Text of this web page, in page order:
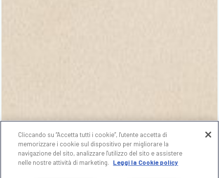
Cliccando su “Accetta tutti i cookie”, l'utente accetta di
memorizzare i cookie sul dispositivo per migliorare la
navigazione del sito, analizzare l'utilizzo del sito e assistere
nelle nostre attività di marketing.
Leggi la Cookie policy